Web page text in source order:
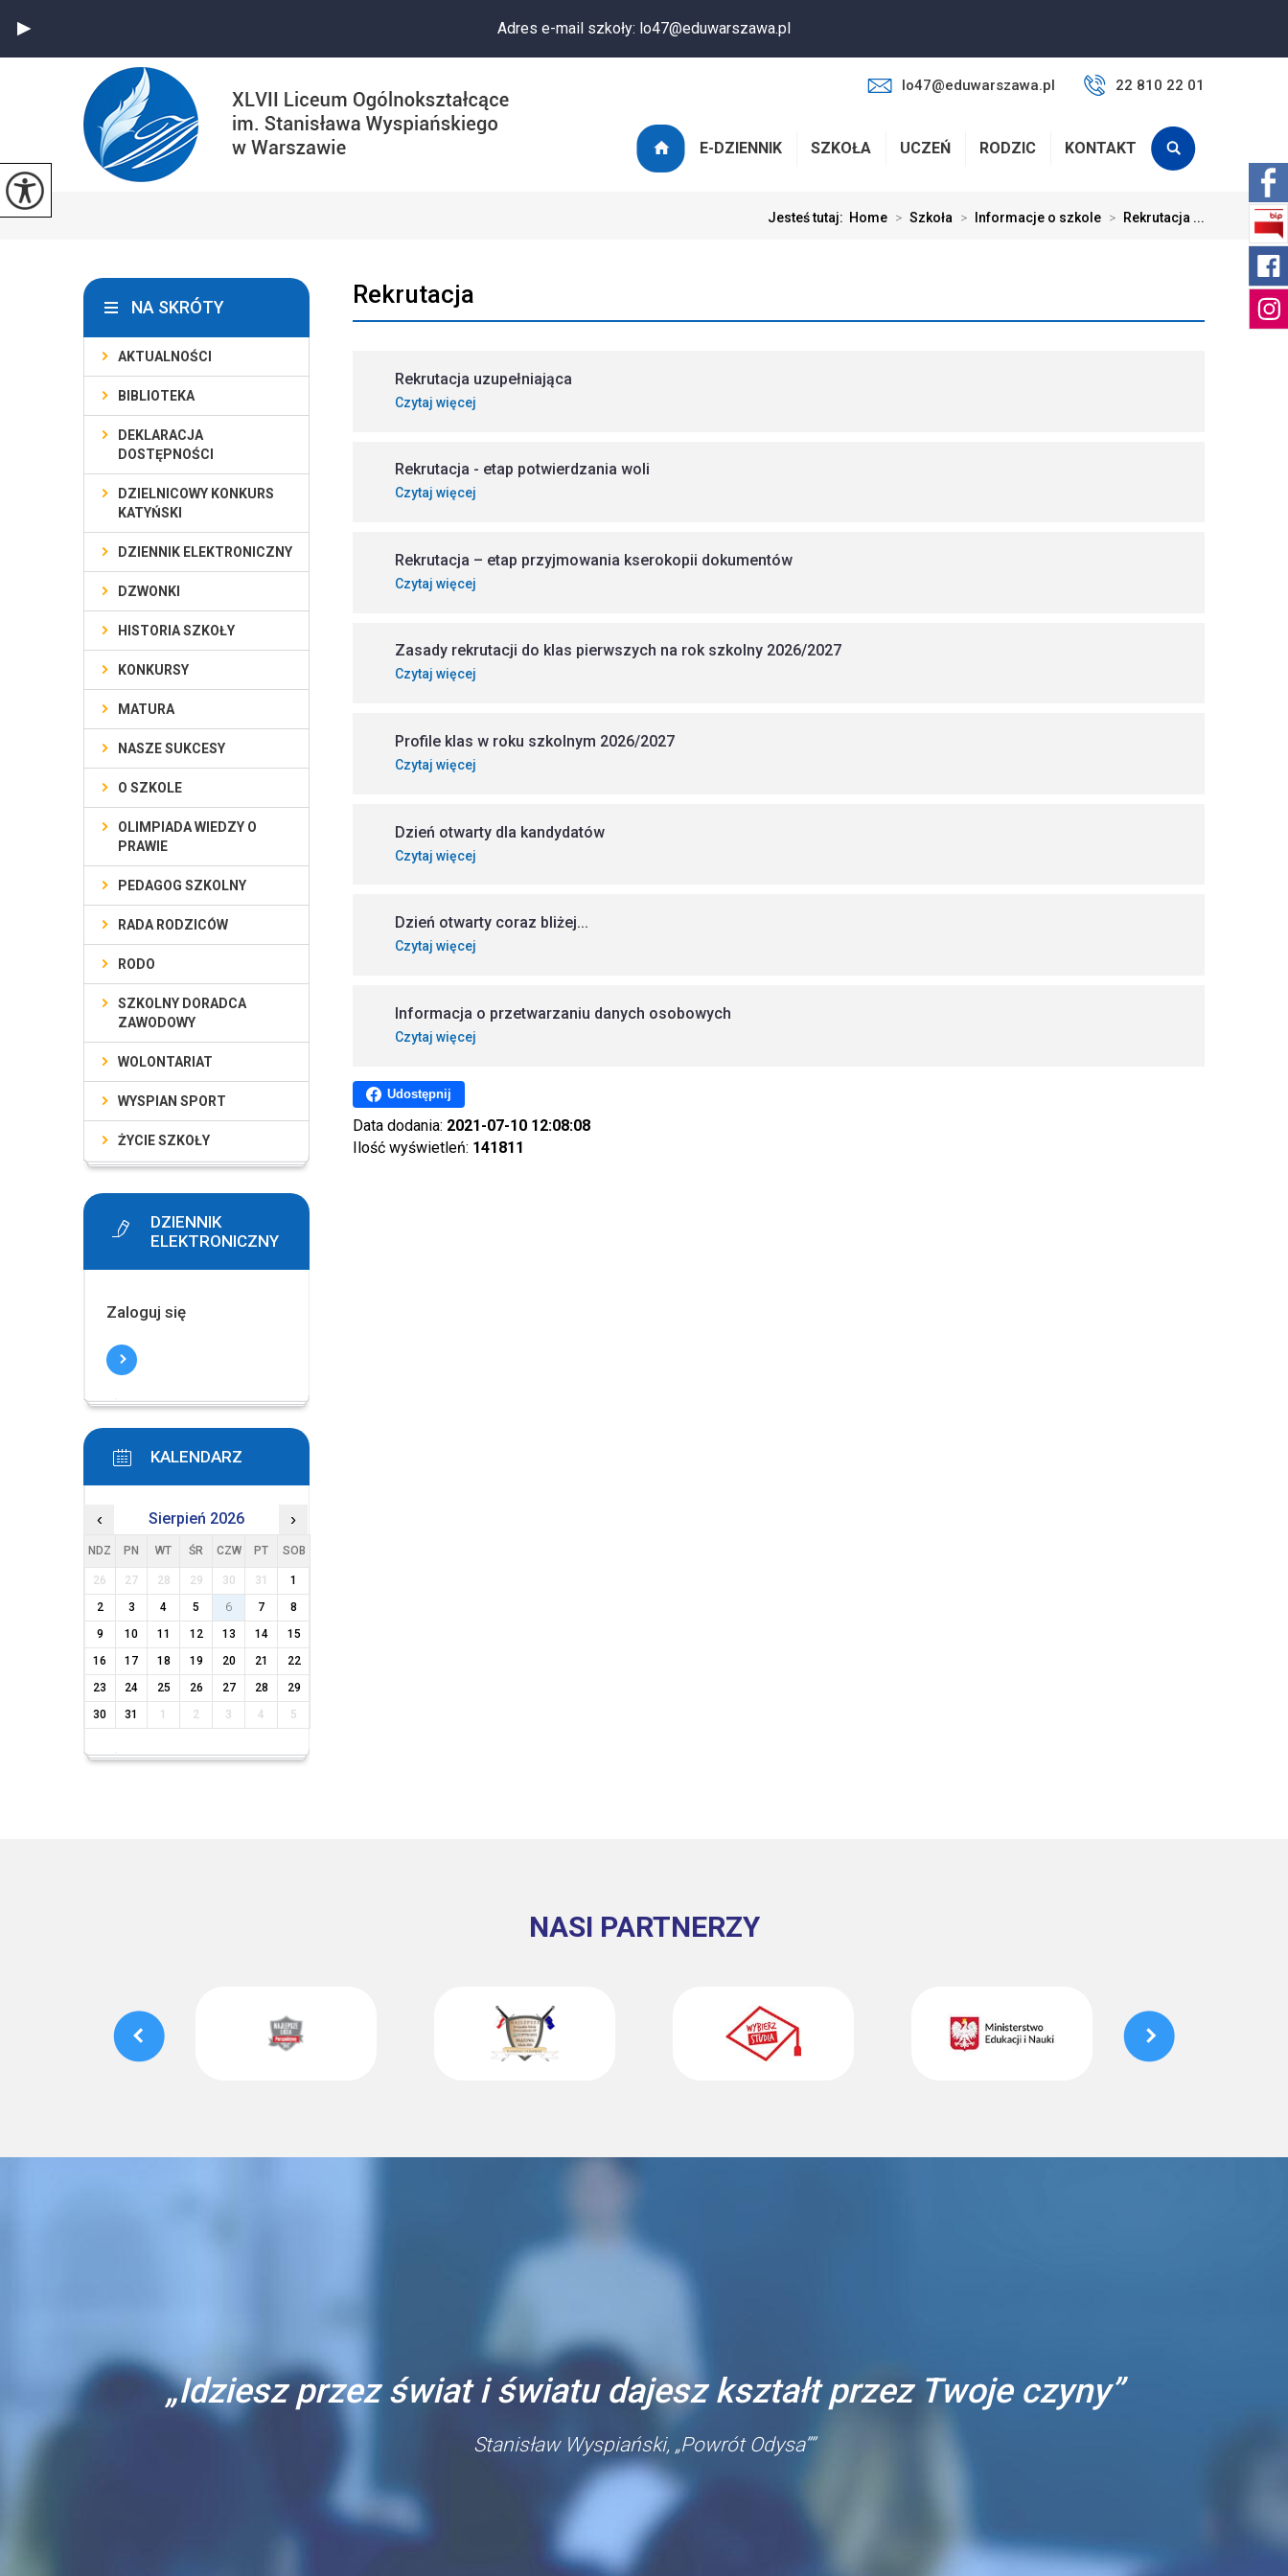
Adres e-mail szkoły: lo47@eduwarszawa.pl
lo47@eduwarszawa.pl 22 810 22 01
E-DZIENNIK SZKOŁA UCZEŃ RODZIC KONTAKT
Jesteś tutaj: Home > Szkoła > Informacje o szkole > Rekrutacja ...
Rekrutacja
Rekrutacja uzupełniająca
Czytaj więcej
Rekrutacja - etap potwierdzania woli
Czytaj więcej
Rekrutacja – etap przyjmowania kserokopii dokumentów
Czytaj więcej
Zasady rekrutacji do klas pierwszych na rok szkolny 2026/2027
Czytaj więcej
Profile klas w roku szkolnym 2026/2027
Czytaj więcej
Dzień otwarty dla kandydatów
Czytaj więcej
Dzień otwarty coraz bliżej...
Czytaj więcej
Informacja o przetwarzaniu danych osobowych
Czytaj więcej
Udostępnij
Data dodania: 2021-07-10 12:08:08
Ilość wyświetleń: 141811
NA SKRÓTY
AKTUALNOŚCI
BIBLIOTEKA
DEKLARACJA
DOSTĘPNOŚCI
DZIELNICOWY KONKURS
KATYŃSKI
DZIENNIK ELEKTRONICZNY
DZWONKI
HISTORIA SZKOŁY
KONKURSY
MATURA
NASZE SUKCESY
O SZKOLE
OLIMPIADA WIEDZY O
PRAWIE
PEDAGOG SZKOLNY
RADA RODZICÓW
RODO
SZKOLNY DORADCA
ZAWODOWY
WOLONTARIAT
WYSPIAN SPORT
ŻYCIE SZKOŁY
DZIENNIK
ELEKTRONICZNY
Zaloguj się
KALENDARZ
‹ Sierpień 2026 ›
NDZ PN WT ŚR CZW PT SOB
26 27 28 29 30 31
1
2
3 4 5 6 7
8
9
10 11 12 13 14
15
16
17 18 19 20 21
22
23
24 25 26 27 28
29
30
31 1 2 3 4 5
NASI PARTNERZY
„Idziesz przez świat i światu dajesz kształt przez Twoje czyny”
Stanisław Wyspiański, „Powrót Odysa””